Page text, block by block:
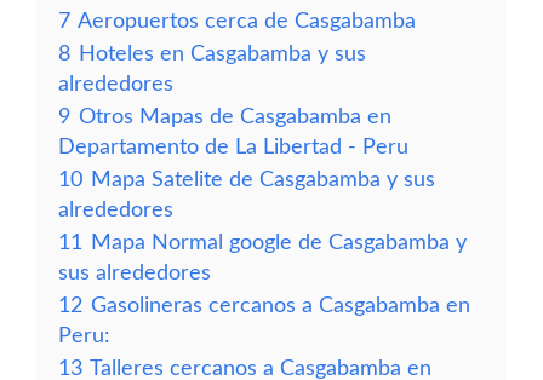
7 Aeropuertos cerca de Casgabamba
8 Hoteles en Casgabamba y sus
alrededores
9 Otros Mapas de Casgabamba en
Departamento de La Libertad - Peru
10 Mapa Satelite de Casgabamba y sus
alrededores
11
Mapa Normal google de Casgabamba y
sus alrededores
12 Gasolineras cercanos a Casgabamba en
Peru:
13 Talleres cercanos a Casgabamba en